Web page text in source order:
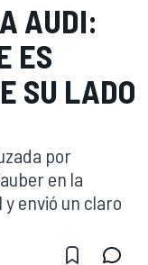
AUDI:
ES
SU LADO
por
en la
envió un claro